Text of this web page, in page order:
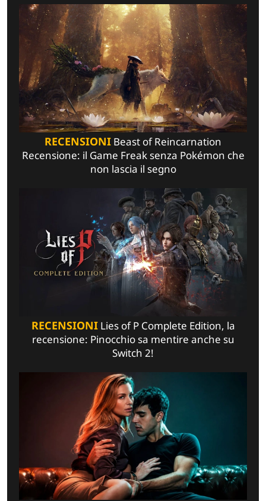
RECENSIONI Beast of Reincarnation
Recensione: il Game Freak senza Pokémon che
non lascia il segno
RECENSIONILies of P Complete Edition, la
recensione: Pinocchio sa mentire anche su
Switch 2!